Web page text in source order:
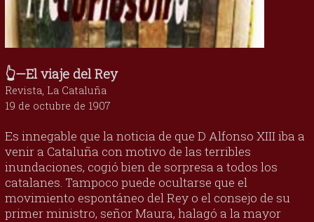
👆—El viaje del Rey
Revista, La Cataluña
19 de octubre de 1907
Es innegable que la noticia de que D Alfonso XIII iba a
venir a Cataluña con motivo de las terribles
inundaciones, cogió bien de sorpresa a todos los
catalanes. Tampoco puede ocultarse que el
movimiento espontáneo del Rey o el consejo de su
primer ministro, señor Maura, halagó a la mayor